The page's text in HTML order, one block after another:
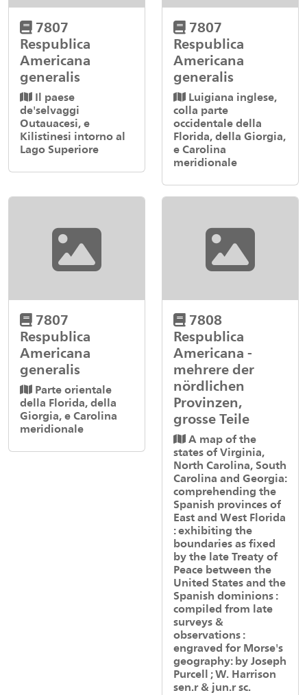
7807
Respublica
Americana
generalis
Il paese
de'selvaggi
Outauacesi, e
Kilistinesi intorno al
Lago Superiore
7807
Respublica
Americana
generalis
Luigiana inglese,
colla parte
occidentale della
Florida, della Giorgia,
e Carolina
meridionale
7807
Respublica
Americana
generalis
Parte orientale
della Florida, della
Giorgia, e Carolina
meridionale
7808
Respublica
Americana -
mehrere der
nördlichen
Provinzen,
grosse Teile
A map of the
states of Virginia,
North Carolina, South
Carolina and Georgia:
comprehending the
Spanish provinces of
East and West Florida
: exhibiting the
boundaries as fixed
by the late Treaty of
Peace between the
United States and the
Spanish dominions :
compiled from late
surveys &
observations :
engraved for Morse's
geography: by Joseph
Purcell ; W. Harrison
sen.r & jun.r sc.